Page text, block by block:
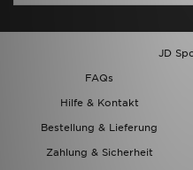
JD
FAQs
Hilfe & Kontakt
Bestellung & Lieferung
Zahlung & Sicherheit
Trending Styles